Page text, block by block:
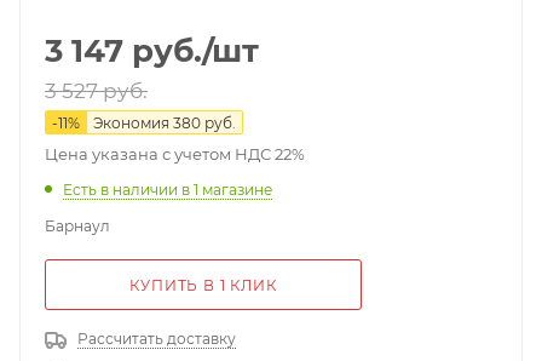
3 147 руб./шт
3 527руб.
-11% Экономия 380 руб.
Цена указана с учетом НДС 22%
Есть в наличии в 1 магазине
Барнаул
КУПИТЬ В 1 КЛИК
Рассчитать доставку